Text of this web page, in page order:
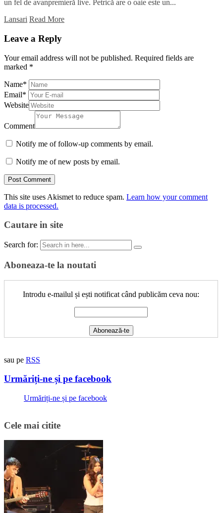
un fel de avanpremieră live. Petrică are o oaie este un...
Lansari Read More
Leave a Reply
Your email address will not be published. Required fields are
marked *
Name*
Email*
Website
Comment
Notify me of follow-up comments by email.
Notify me of new posts by email.
This site uses Akismet to reduce spam. Learn how your comment
data is processed.
Cautare in site
Search for:
Aboneaza-te la noutati
Introdu e-mailul și ești notificat când publicăm ceva nou:
sau pe RSS
Urmăriți-ne și pe facebook
Urmăriți-ne și pe facebook
Cele mai citite